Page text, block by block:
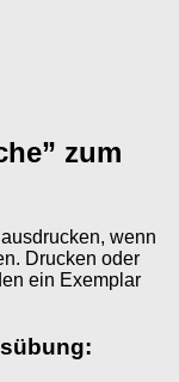
zum
wenn
Drucken oder
ein Exemplar